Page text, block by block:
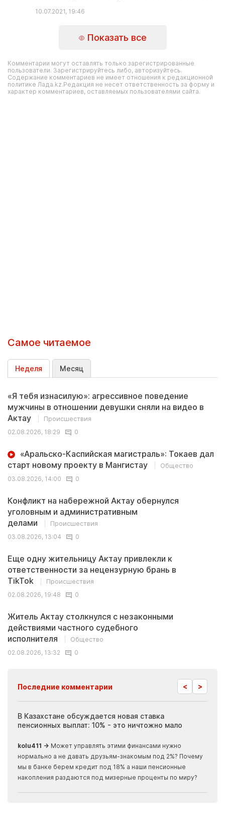
10.07.2021, 19:46
Показать все
Комментарии могут оставлять только зарегистрированные
пользователи. Зарегистрируйтесь либо, авторизуйтесь.
Содержание комментариев не имеет отношения к редакционной
политике Лада.kz.Редакция не несет ответственность за форму и
характер комментариев, оставляемых пользователями сайта.
Самое читаемое
Неделя Месяц
«Я тебя изнасилую»: агрессивное поведение
мужчины в отношении девушки сняли на видео в
Актау
Происшествия
02.08.2026, 18:29
0
«Аральско-Каспийская магистраль»: Токаев дал
старт новому проекту в Мангистау
Общество
03.08.2026, 14:00
0
Конфликт на набережной Актау обернулся
уголовным и административным
делами
Происшествия
03.08.2026, 13:04
0
Еще одну жительницу Актау привлекли к
ответственности за нецензурную брань в
TikTok
Происшествия
02.08.2026, 19:48
0
Житель Актау столкнулся с незаконными
действиями частного судебного
исполнителя
Общество
02.08.2026, 13:32
0
Последние комментарии < >
В Казахстане обсуждается новая ставка
пенсионных выплат: 10% - это ничтожно мало
kolu411 → Может управлять этими финансами нужно
нормально а не давать друзьям-знакомым под 2%? Почему
мы в банке берем кредит под 18% а наши пенсионные
накопления раздаются под мизерные проценты по миру?